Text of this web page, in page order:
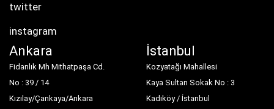
twitter
instagram
Ankara
Fidanlık Mh Mithatpaşa Cd.
No : 39 / 14
Kızılay/Çankaya/Ankara
İstanbul
Kozyatağı Mahallesi
Kaya Sultan Sokak No : 3
Kadıköy / İstanbul